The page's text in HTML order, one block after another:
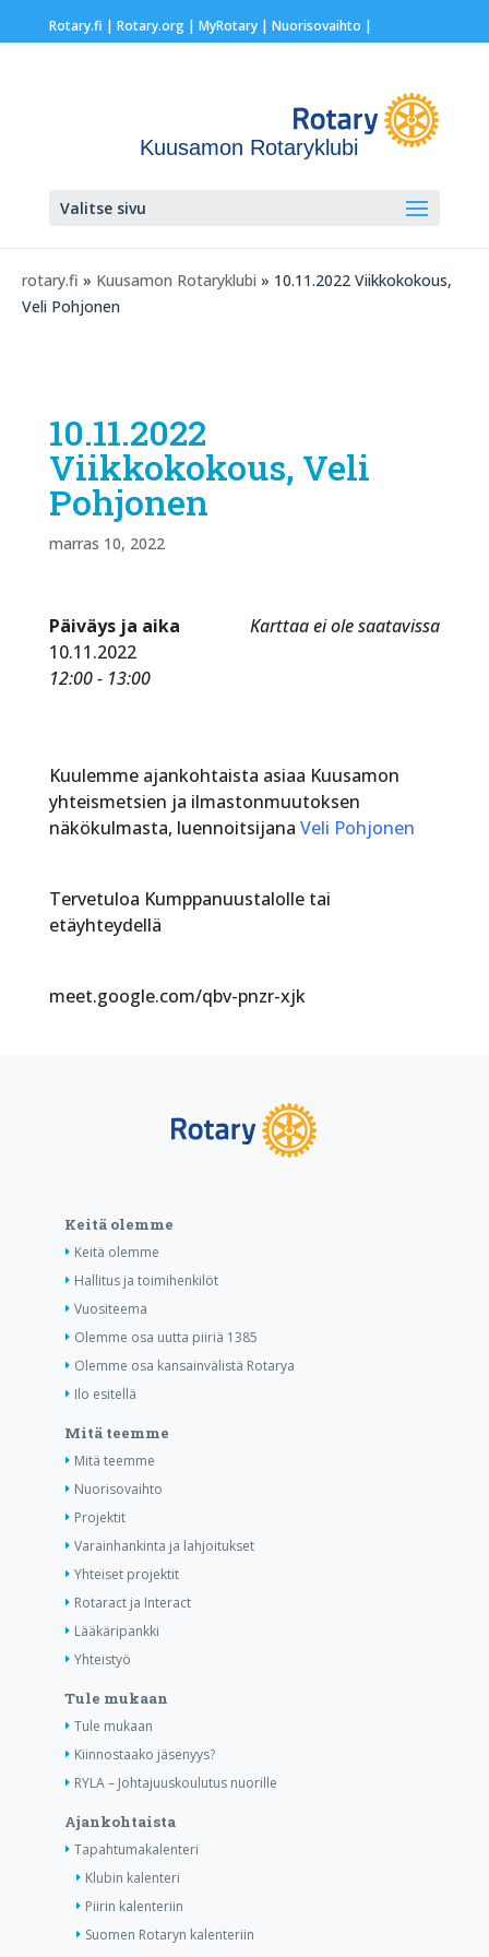
Rotary.fi | Rotary.org| MyRotary | Nuorisovaihto |
Kuusamon Rotaryklubi
Valitse sivu
rotary.fi » Kuusamon Rotaryklubi » 10.11.2022 Viikkokokous,
Veli Pohjonen
10.11.2022
Viikkokokous, Veli
Pohjonen
marras 10, 2022
Karttaa ei ole saatavissa
Päiväys ja aika
10.11.2022
12:00 - 13:00
Kuulemme ajankohtaista asiaa Kuusamon
yhteismetsien ja ilmastonmuutoksen
näkökulmasta, luennoitsijana Veli Pohjonen
Tervetuloa Kumppanuustalolle tai
etäyhteydellä
meet.google.com/qbv-pnzr-xjk
Keitä olemme
Keitä olemme
Hallitus ja toimihenkilöt
Vuositeema
Olemme osa uutta piiriä 1385
Olemme osa kansainvälistä Rotarya
Ilo esitellä
Mitä teemme
Mitä teemme
Nuorisovaihto
Projektit
Varainhankinta ja lahjoitukset
Yhteiset projektit
Rotaract ja Interact
Lääkäripankki
Yhteistyö
Tule mukaan
Tule mukaan
Kiinnostaako jäsenyys?
RYLA – Johtajuuskoulutus nuorille
Ajankohtaista
Tapahtumakalenteri
Klubin kalenteri
Piirin kalenteriin
Suomen Rotaryn kalenteriin